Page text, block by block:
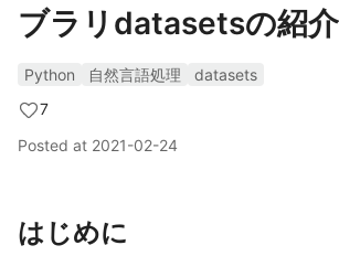
ブラリdatasetsの紹介
Python 自然言語処理
datasets
7
Posted at 2021-02-24
はじめに